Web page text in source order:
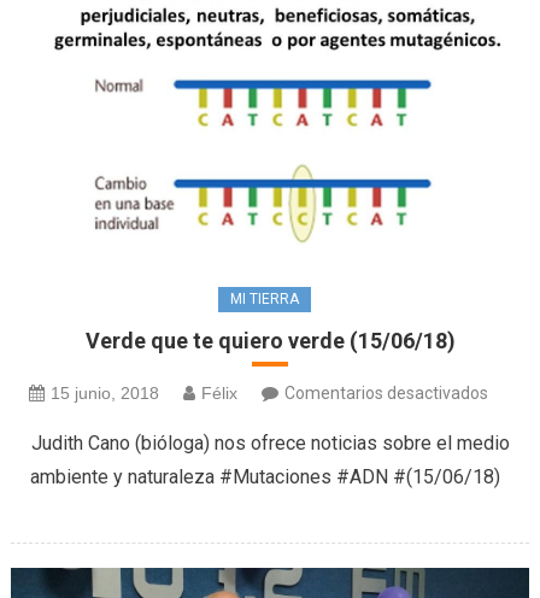
MI TIERRA
Verde que te quiero verde (15/06/18)
15 junio, 2018 Félix Comentarios desactivadosen
que
te
verde
(15/
Judith Cano (bióloga) nos ofrece noticias sobre el medio
ambiente y naturaleza #Mutaciones #ADN #(15/06/18)